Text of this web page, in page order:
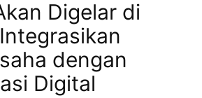
Digelar di
dengan
Digital